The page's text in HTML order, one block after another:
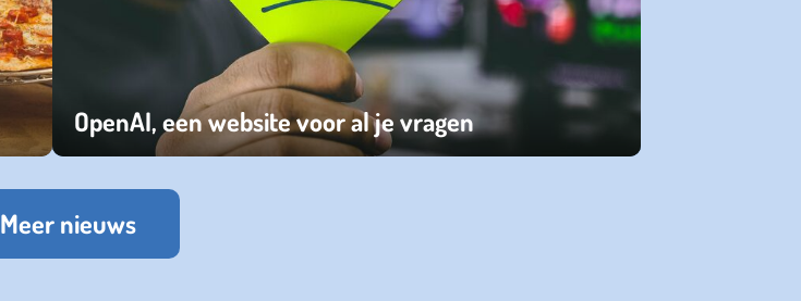
OpenAI, een website voor al je vragen
Meer nieuws